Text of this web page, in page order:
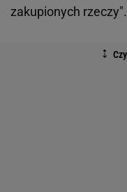
zakupionych rzeczy".